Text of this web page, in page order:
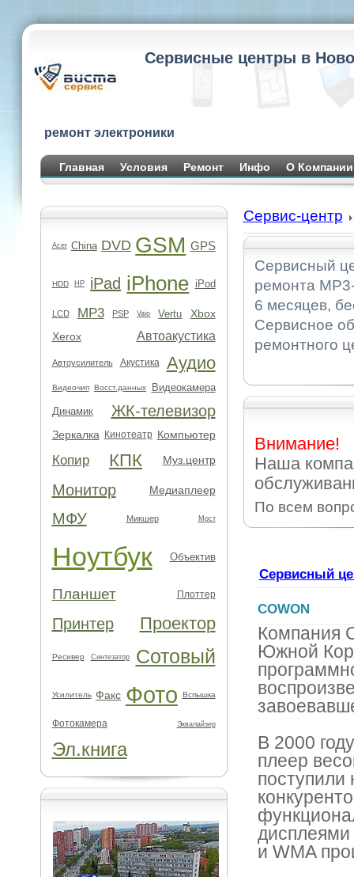
Сервисные центры в
ремонт электроники
Главная Условия Ремонт Инфо О Компании
Acer China DVD GSM GPS
HDD HP iPad iPhone iPod
LCD MP3 PSP Vaio Vertu
Xbox
Xerox
Автоакустика
Автоусилитель Акустика Аудио
Видеочип Восст.данных
Видеокамера
Динамик
ЖК-телевизор
Зеркалка Кинотеатр Компьютер
Копир КПК Муз.центр
Монитор Медиаплеер
МФУ Микшер Мост
Ноутбук Объектив
Планшет Плоттер
Принтер Проектор
Ресивер Синтезатор Сотовый
Усилитель Факс Фото Вспышка
Фотокамера Эквалайзер
Эл.книга
Сервис-центр
Сервисный
ремонта
6 месяцев,
Сервисное
ремонтного
Внимание!
Наша
По всем
Сервисный
COWON
Компания
Южной
В 2000
плеер
и WMA